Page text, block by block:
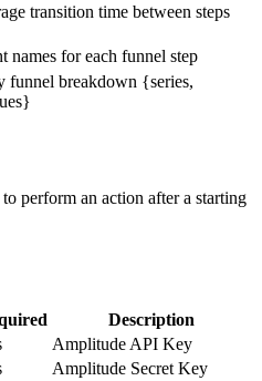
transition time between steps
names for each funnel step
funnel breakdown {series,
perform an action after a starting
Description
Amplitude API Key
Amplitude Secret Key